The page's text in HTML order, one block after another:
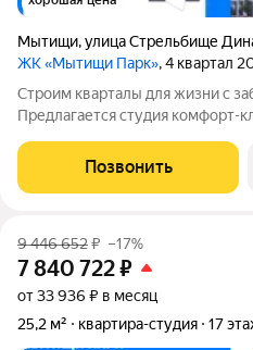
Мытищи,улица Стрельбище
ЖК «Мытищи Парк», 4 квартал
Строим кварталы для жизни с
Предлагается студия комфорт-
"Мытищи Парк".Квартиру в комплексе на выбор:
как с отделкой, так и без. В
Позвонить
9 446 652₽ –17%
7 840 722₽
от 33 936 ₽ в месяц
25,2 м²
квартира-студия 17